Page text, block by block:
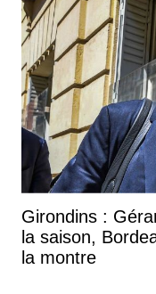
Girondins :
la saison,
la montre